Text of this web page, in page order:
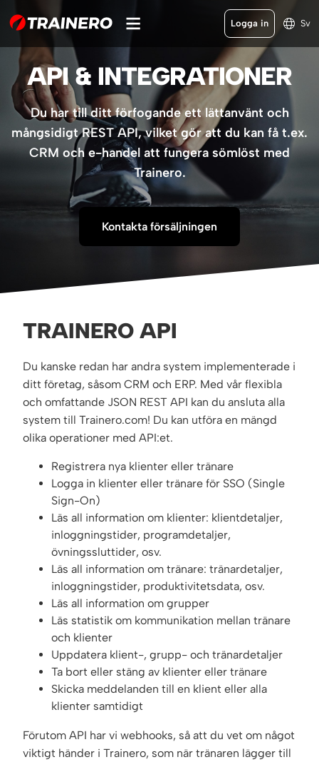
Logga in Sv
API & INTEGRATIONER
Du har till ditt förfogande ett lättanvänt och
mångsidigt REST API, vilket gör att du kan få t.ex.
CRM och e-handel att fungera sömlöst med
Trainero.
Kontakta försäljningen
TRAINERO API
Du kanske redan har andra system implementerade i
ditt företag, såsom CRM och ERP. Med vår flexibla
och omfattande JSON REST API kan du ansluta alla
system till Trainero.com! Du kan utföra en mängd
olika operationer med API:et.
Registrera nya klienter eller tränare
Logga in klienter eller tränare för SSO (Single
Sign-On)
Läs all information om klienter: klientdetaljer,
inloggningstider, programdetaljer,
övningssluttider, osv.
Läs all information om tränare: tränardetaljer,
inloggningstider, produktivitetsdata, osv.
Läs all information om grupper
Läs statistik om kommunikation mellan tränare
och klienter
Uppdatera klient-, grupp- och tränardetaljer
Ta bort eller stäng av klienter eller tränare
Skicka meddelanden till en klient eller alla
klienter samtidigt
Förutom API har vi webhooks, så att du vet om något
viktigt händer i Trainero, som när tränaren lägger till